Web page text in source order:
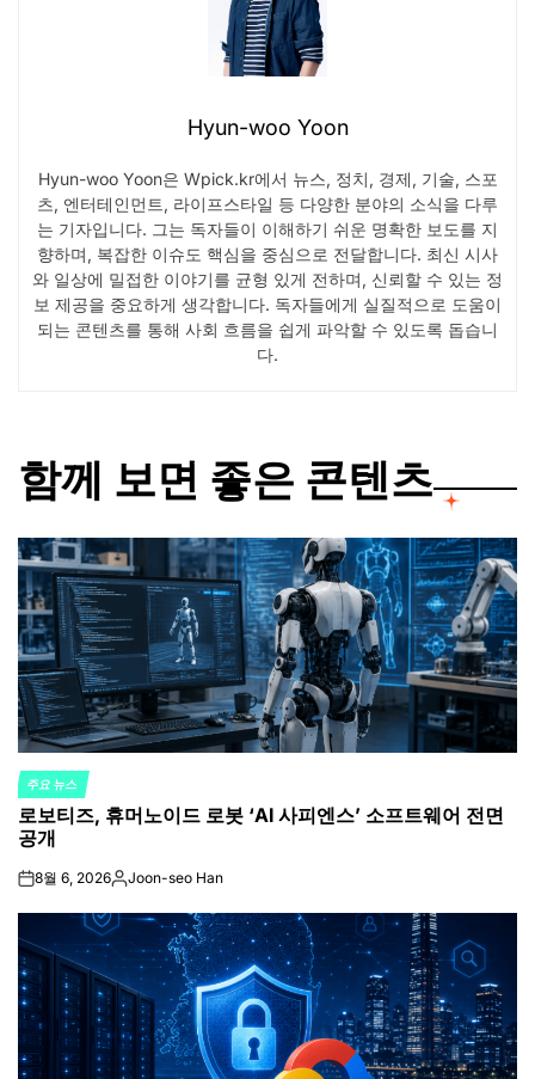
Hyun-woo Yoon
Hyun-woo Yoon은 Wpick.kr에서 뉴스, 정치, 경제, 기술, 스포
츠, 엔터테인먼트, 라이프스타일 등 다양한 분야의 소식을 다루
는 기자입니다. 그는 독자들이 이해하기 쉬운 명확한 보도를 지
향하며, 복잡한 이슈도 핵심을 중심으로 전달합니다. 최신 시사
와 일상에 밀접한 이야기를 균형 있게 전하며, 신뢰할 수 있는 정
보 제공을 중요하게 생각합니다. 독자들에게 실질적으로 도움이
되는 콘텐츠를 통해 사회 흐름을 쉽게 파악할 수 있도록 돕습니
다.
함께 보면 좋은 콘텐츠
POSTED
IN
주요 뉴스
로보티즈, 휴머노이드 로봇 ‘AI 사피엔스’ 소프트웨어 전면
공개
on8월 6, 2026Posted
Joon-seo Han